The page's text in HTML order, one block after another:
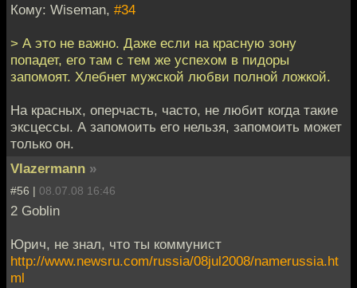
Кому: Wiseman, #34
> А это не важно. Даже если на красную зону
попадет, его там с тем же успехом в пидоры
запомоят. Хлебнет мужской любви полной ложкой.
На красных, оперчасть, часто, не любит когда такие
эксцессы. А запомоить его нельзя, запомоить может
только он.
Vlazermann »
#56 | 08.07.08 16:46
2 Goblin
Юрич, не знал, что ты коммунист
http://www.newsru.com/russia/08jul2008/namerussia.ht
ml